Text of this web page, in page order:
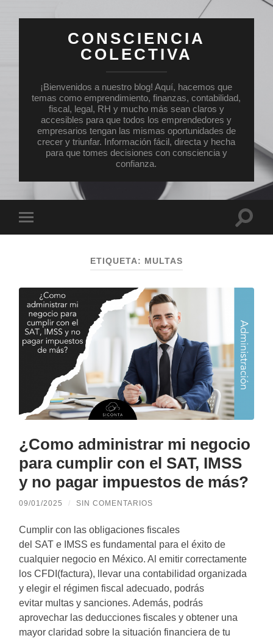
CONSCIENCIA
COLECTIVA
¡Bienvenidos a nuestro blog! Aquí, hacemos que
temas como emprendimiento, finanzas, contabilidad,
fiscal, legal, RH y mucho más sean claros y
accesibles para que todos los emprendedores y
empresarios tengan las mismas oportunidades de
crecer y triunfar. Información fácil, directa y hecha
para que tomes decisiones con consciencia y
confianza.
el
ETIQUETA: MULTAS
¿Como administrar mi negocio
para cumplir con el SAT, IMSS
y no pagar impuestos de más?
09/01/2025 / SIN COMENTARIOS
Cumplir con las obligaciones fiscales
del SAT e IMSS es fundamental para el éxito de
cualquier negocio en México. Al emitir correctamente
los CFDI(factura), llevar una contabilidad organizada
y elegir el régimen fiscal adecuado, podrás
evitar multas y sanciones. Además, podrás
aprovechar las deducciones fiscales y obtener una
mayor claridad sobre la situación financiera de tu